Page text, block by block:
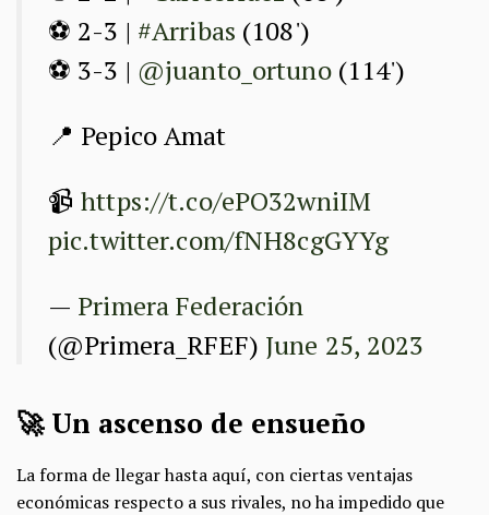
⚽ 2-3 | #Arribas (108')
⚽ 3-3 | @juanto_ortuno(114')
📍 Pepico Amat
📹https://t.co/ePO32wniIM
pic.twitter.com/fNH8cgGYYg
— Primera Federación
(@Primera_RFEF) June 25, 2023
🚀 Un ascenso de ensueño
La forma de llegar hasta aquí, con ciertas ventajas
económicas respecto a sus rivales, no ha impedido que